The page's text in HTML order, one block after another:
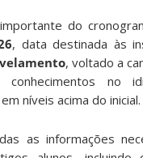
do
, data destinada às
, voltado a
no
níveis acima do inicial.
as informações